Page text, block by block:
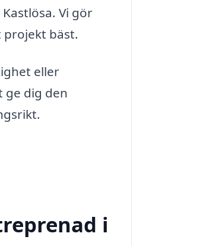
Vi gör
bäst.
eller
dig den
i